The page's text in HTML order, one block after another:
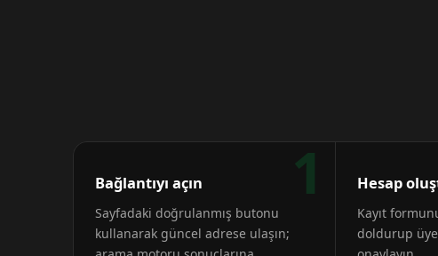
1
Bağlantıyı açın
Sayfadaki doğrulanmış butonu
kullanarak güncel adrese ulaşın;
Hesap
Kayıt
doldurup